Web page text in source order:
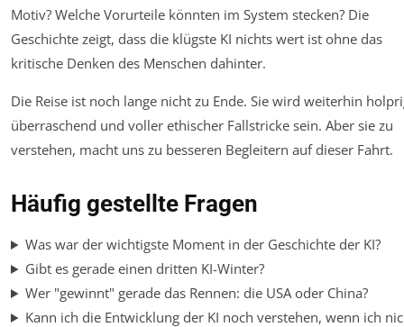
Motiv? Welche Vorurteile könnten im System stecken? Die
Geschichte zeigt, dass die klügste KI nichts wert ist ohne das
kritische Denken des Menschen dahinter.
Die Reise ist noch lange nicht zu Ende. Sie wird weiterhin
überraschend und voller ethischer Fallstricke sein. Aber sie zu
verstehen, macht uns zu besseren Begleitern auf dieser Fahrt.
Häufig gestellte Fragen
Was war der wichtigste Moment in der Geschichte der KI?
Gibt es gerade einen dritten KI-Winter?
Wer "gewinnt" gerade das Rennen: die USA oder China?
Kann ich die Entwicklung der KI noch verstehen, wenn ich